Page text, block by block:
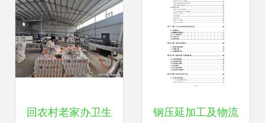
回农村老家办卫生 钢压延加工及物流